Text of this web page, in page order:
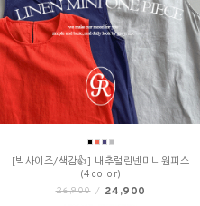
[빅사이즈/색감👍] 내추럴린넨미니원피스
(4color)
26,900 / 24,900